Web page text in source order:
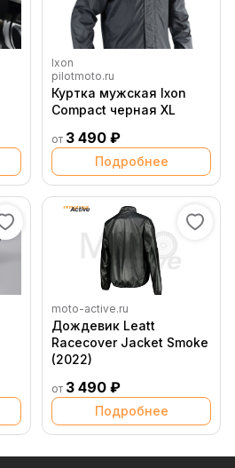
Ixon
pilotmoto.ru
Куртка мужская Ixon
Compact черная XL
от 3 490 ₽
Подробнее
moto-active.ru
Дождевик Leatt
Racecover Jacket Smoke
(2022)
от 3 490 ₽
Подробнее